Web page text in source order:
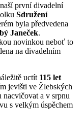
první divadelní
Sdružení
byla předvedena
Janeček.
novinkou neboť to
na divadelním
uctít 115 let
jevišti ve Žlebských
a v srpnu
s velkým úspěchem